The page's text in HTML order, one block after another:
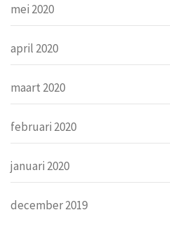
mei 2020
april 2020
maart 2020
februari 2020
januari 2020
december 2019